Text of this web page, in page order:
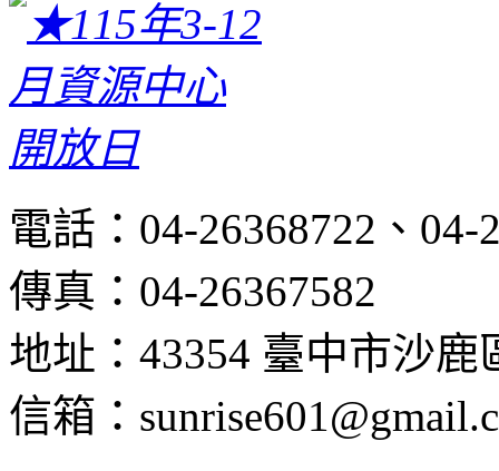
電話：04-26368722、04-
傳真：04-26367582
地址：43354 臺中市沙鹿
信箱：